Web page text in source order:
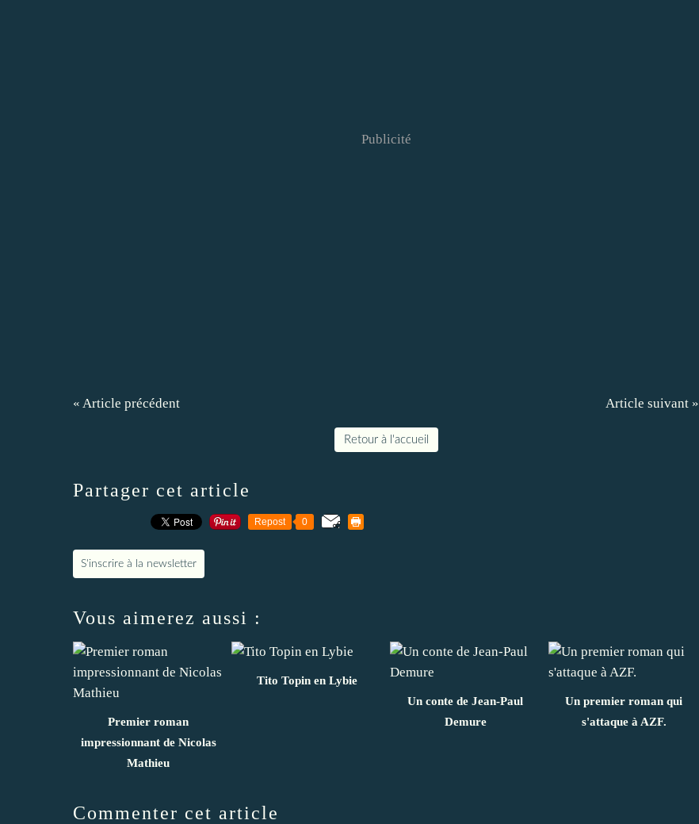
Publicité
« Article précédent Article suivant »
Retour à l'accueil
Partager cet article
Repost 0
S'inscrire à la newsletter
Vous aimerez aussi :
Premier roman
impressionnant de Nicolas
Mathieu
Tito Topin en Lybie
Un conte de Jean-Paul
Demure
Un premier roman qui
s'attaque à AZF.
Commenter cet article